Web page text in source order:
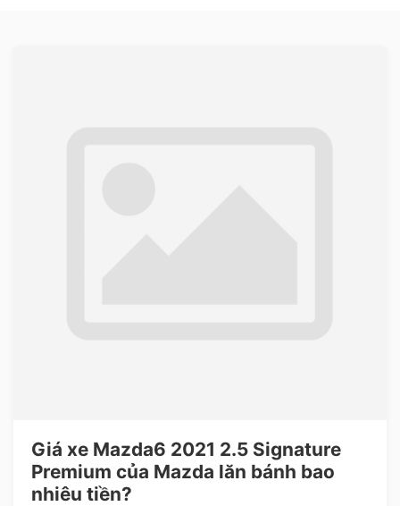
Giá xe Mazda6 2021 2.5 Signature
Premium của Mazda lăn bánh bao
nhiêu tiền?